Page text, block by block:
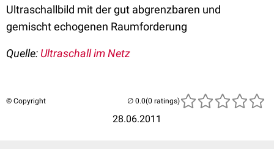
Ultraschallbild mit der gut abgrenzbaren und
gemischt echogenen Raumforderung
Quelle: Ultraschall im Netz
© Copyright
28.06.2011
(0 ratings)